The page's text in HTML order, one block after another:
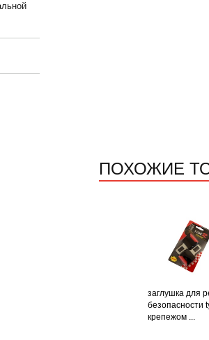
ПОХОЖИЕ
заглушка для
безопасности
крепежом ...